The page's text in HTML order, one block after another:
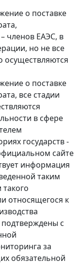
о поставке
членов ЕАЭС, в
но не все
осуществляются
о поставке
все стадии
в сфере
государств -
сайте
информация
таким
относящегося к
с
за
обязательной